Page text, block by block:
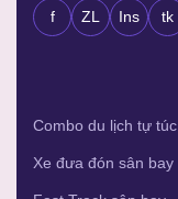
f ZL Ins tk
Combo du lịch tự túc
Xe đưa đón sân bay